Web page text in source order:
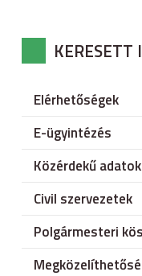
KERESETT
Elérhetőségek
E-ügyintézés
Közérdekű adatok
Civil szervezetek
Polgármesteri